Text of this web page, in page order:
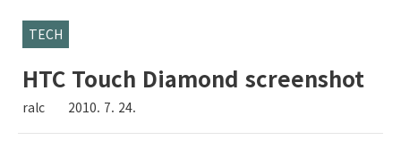
TECH
HTC Touch Diamond screenshot
ralc 2010. 7. 24.